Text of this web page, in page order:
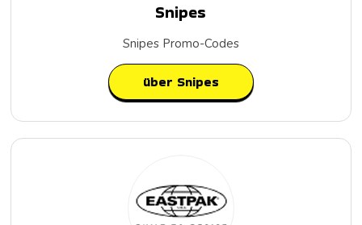
Snipes
Snipes Promo-Codes
über Snipes